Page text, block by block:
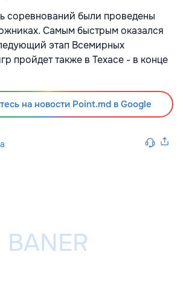
соревнований были проведены
Самым быстрым оказался
этап Всемирных
пройдет также в Техасе - в конце
на новости Point.md в Google